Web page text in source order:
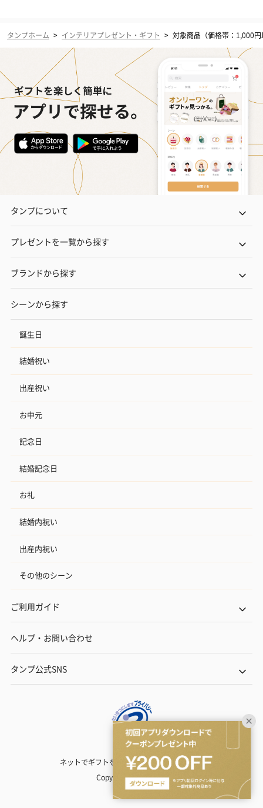
タンプホーム > インテリアプレゼント・ギフト > 対象商品（価格帯：1,000
タンプについて
プレゼントを一覧から探す
ブランドから探す
シーンから探す
誕生日
結婚祝い
出産祝い
お中元
記念日
結婚記念日
お礼
結婚内祝い
出産内祝い
その他のシーン
ご利用ガイド
ヘルプ・お問い合わせ
タンプ公式SNS
ネットでギフトを贈るなら | TANP（タンプ）
Copyright© TANP Inc.